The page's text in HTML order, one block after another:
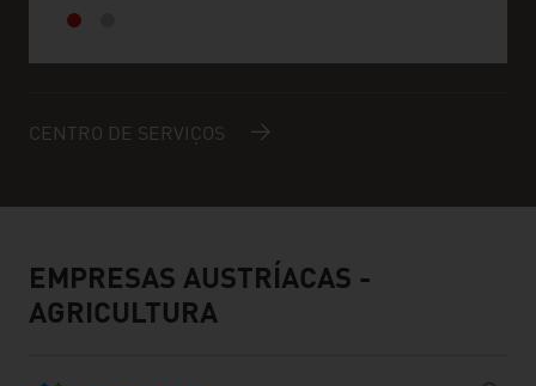
CENTRO DE SERVIÇOS
EMPRESAS AUSTRÍACAS -
AGRICULTURA